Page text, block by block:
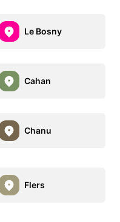
Le Bosny
Cahan
Chanu
Flers